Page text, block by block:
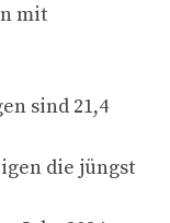
mit
sind 21,4
die jüngst